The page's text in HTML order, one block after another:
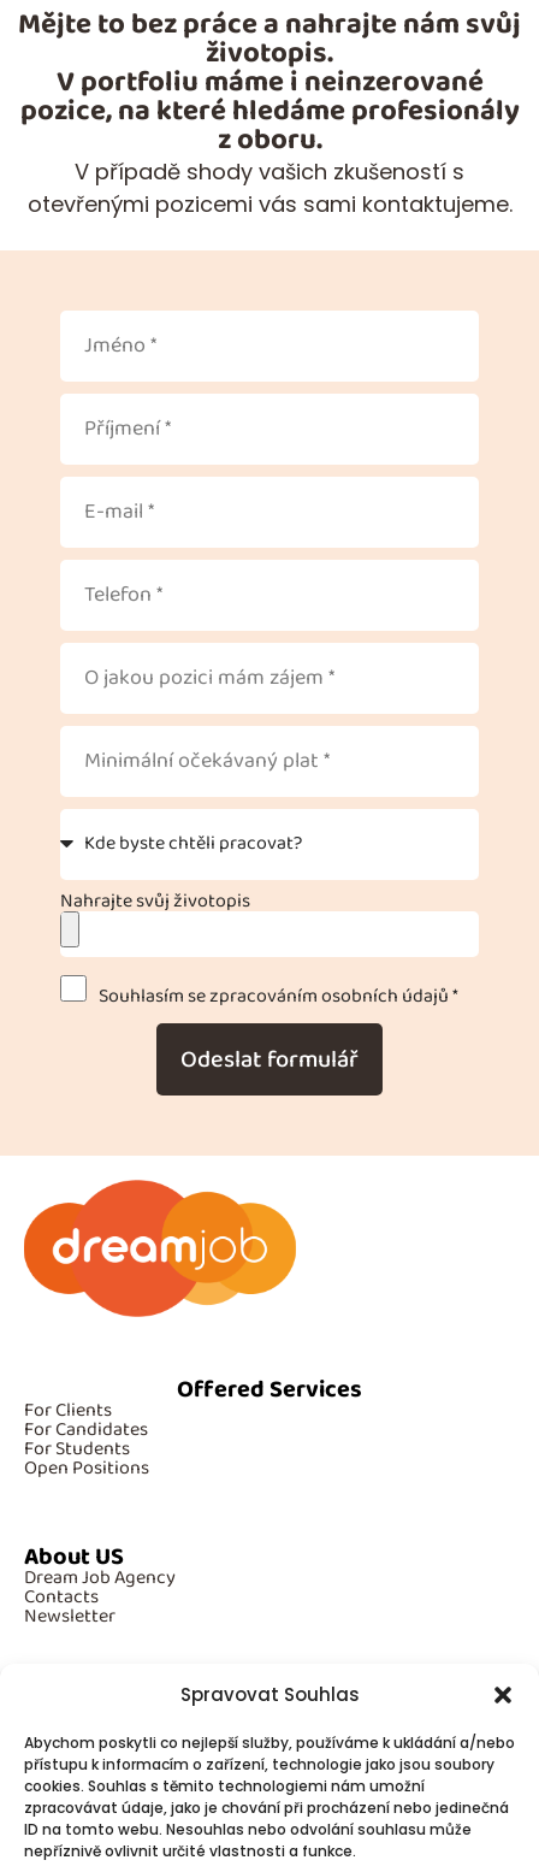
Spravovat Souhlas
Abychom poskytli co nejlepší služby, používáme k ukládání a/nebo
přístupu k informacím o zařízení, technologie jako jsou soubory
cookies. Souhlas s těmito technologiemi nám umožní
zpracovávat údaje, jako je chování při procházení nebo jedinečná
ID na tomto webu. Nesouhlas nebo odvolání souhlasu může
nepříznivě ovlivnit určité vlastnosti a funkce.
Mějte to bez práce a nahrajte nám svůj
životopis.
V portfoliu máme i neinzerované
pozice, na které hledáme profesionály
z oboru.
V případě shody vašich zkušeností s
otevřenými pozicemi vás sami kontaktujeme.
Nahrajte svůj životopis
Souhlasím se zpracováním osobních údajů *
Odeslat formulář
Offered Services
For Clients
For Candidates
For Students
Open Positions
About US
Dream Job Agency
Contacts
Newsletter
Additional Information
GDPR
Cookies
Follow Us